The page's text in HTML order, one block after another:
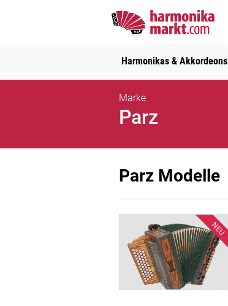
Harmonikas & Akkordeons
Marke
Parz
Parz Modelle
NEU